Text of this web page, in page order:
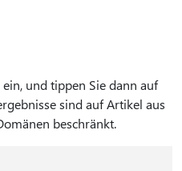
und tippen Sie dann auf
sind auf Artikel aus
beschränkt.